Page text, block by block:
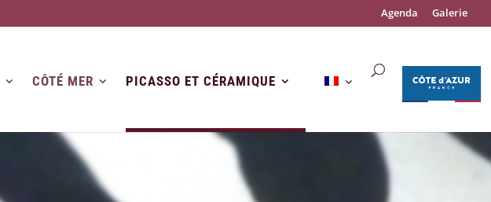
Agenda Galerie
CÔTÉ MER PICASSO ET CÉRAMIQUE